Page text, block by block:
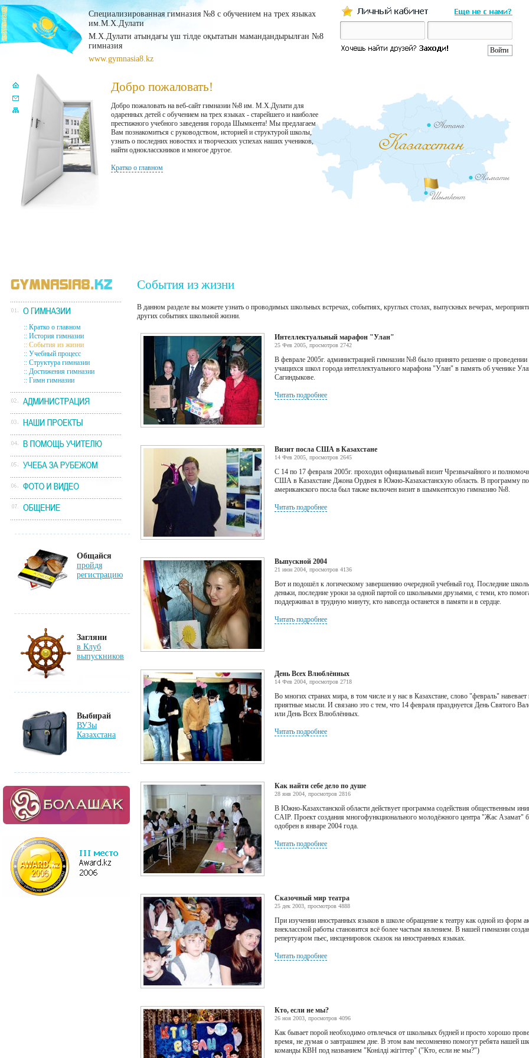
Специализированная гимназия №8 с обучением на трех языках
им.М.Х.Дулати
М.Х.Дулати атындағы үш тілде оқытатын мамандандырылған №8
гимназия
www.gymnasia8.kz
Добро пожаловать!
Добро пожаловать на веб-сайт гимназии №8 им. М.Х.Дулати для
одаренных детей с обучением на трех языках - старейшего и наиболее
престижного учебного заведения города Шымкента! Мы предлагаем
Вам познакомиться с руководством, историей и структурой школы,
узнать о последних новостях и творческих успехах наших учеников,
найти однокласскников и многое другое.
Кратко о главном
:: Кратко о главном
:: История гимназии
:: События из жизни
:: Учебный процесс
:: Структура гимназии
:: Достижения гимназии
:: Гимн гимназии
Общайся
пройдя
регистрацию
Загляни
в Клуб
выпускников
Выбирай
ВУЗы
Казахстана
События из жизни
В данном разделе вы можете узнать о проводимых школьных встречах, событиях, круглых столах, выпускных вечерах,
других событиях школьной жизни.
Интеллектуальный марафон "Улан"
25 Фев 2005, просмотров 2742
В феврале 2005г. администрацией гимназии №8 было принято решение о проведении
учащихся школ города интеллектуального марафона "Улан" в память об ученике
Сагиндыкове.
Читать подробнее
Визит посла США в Казахстане
14 Фев 2005, просмотров 2645
С 14 по 17 февраля 2005г. проходил официальный визит Чрезвычайного и
США в Казахстане Джона Ордвея в Южно-Казахастанскую область. В программу
американского посла был также включен визит в шымкентскую гимназию №8.
Читать подробнее
Выпускной 2004
21 июн 2004, просмотров 4136
Вот и подошёл к логическому завершению очередной учебный год. Последние
деньки, последние уроки за одной партой со школьными друзьями, с теми, кто
поддерживал в трудную минуту, кто навсегда останется в памяти и в сердце.
Читать подробнее
День Всех Влюблённых
14 Фев 2004, просмотров 2718
Во многих странах мира, в том числе и у нас в Казахстане, слово "февраль" навевает
приятные мысли. И связано это с тем, что 14 февраля празднуется День Святого
или День Всех Влюблённых.
Читать подробнее
Как найти себе дело по душе
28 янв 2004, просмотров 2816
В Южно-Казахстанской области действует программа содействия общественным
CAIP. Проект создания многофункционального молодёжного центра "Жас Азамат"
одобрен в январе 2004 года.
Читать подробнее
Сказочный мир театра
25 дек 2003, просмотров 4888
При изучении иностранных языков в школе обращение к театру как одной из форм
внеклассной работы становится всё более частым явлением. В нашей гимназии
репертуаром пьес, инсценировок сказок на иностранных языках.
Читать подробнее
Кто, если не мы?
26 ноя 2003, просмотров 4096
Как бывает порой необходимо отвлечься от школьных будней и просто хорошо
время, не думая о завтрашнем дне. В этом вам несомненно помогут ребята нашей
команды КВН под названием "Конiлдi жiгiттер" ("Кто, если не мы?")